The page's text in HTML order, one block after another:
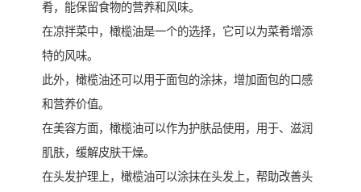
肴，能保留食物的营养和风味。
在凉拌菜中，橄榄油是一个的选择，它可以为菜肴增添
特的风味。
此外，橄榄油还可以用于面包的涂抹，增加面包的口感
和营养价值。
在美容方面，橄榄油可以作为护肤品使用，用于、滋润
肌肤，缓解皮肤干燥。
在头发护理上，橄榄油可以涂抹在头发上，帮助改善头